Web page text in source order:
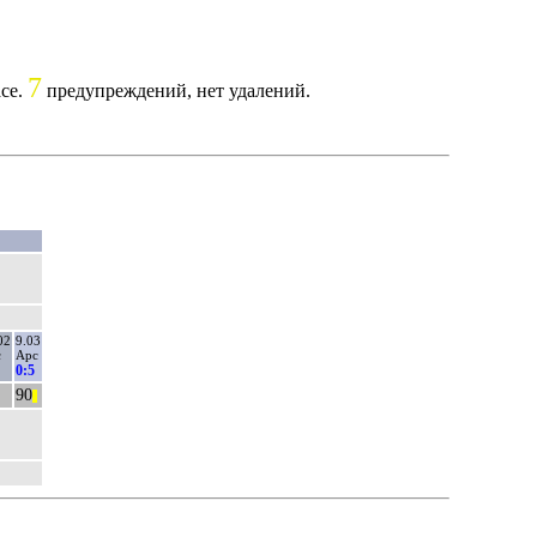
7 предупреждений, нет удалений.
9.03
Арс
0:5
90||